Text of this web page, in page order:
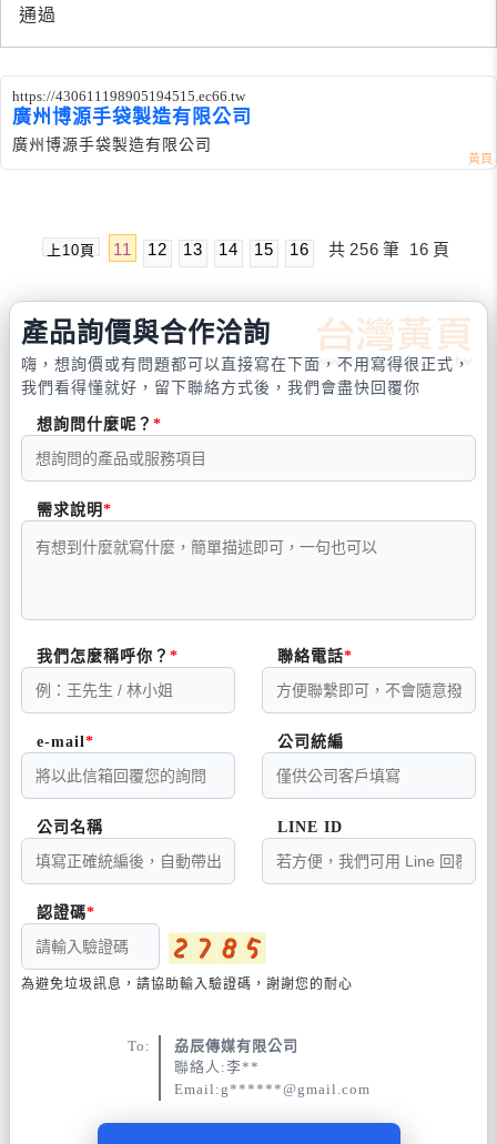
通過
https://430611198905194515.ec66.tw
廣州博源手袋製造有限公司
廣州博源手袋製造有限公司
上10頁 11 12 13 14 15 16 共 256 筆 16 頁
產品詢價與合作洽詢
嗨，想詢價或有問題都可以直接寫在下面，不用寫得很正式，
我們看得懂就好，留下聯絡方式後，我們會盡快回覆你
想詢問什麼呢？
需求說明
我們怎麼稱呼你？ 聯絡電話
e-mail 公司統編
公司名稱 LINE ID
認證碼
為避免垃圾訊息，請協助輸入驗證碼，謝謝您的耐心
To:
劦辰傳媒有限公司
聯絡人:李**
Email:g******@gmail.com